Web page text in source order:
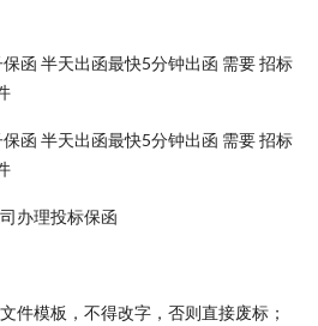
函 半天出函最快5分钟出函 需要 招标
函 半天出函最快5分钟出函 需要 招标
办理投标保函
件模板，不得改字，否则直接废标；